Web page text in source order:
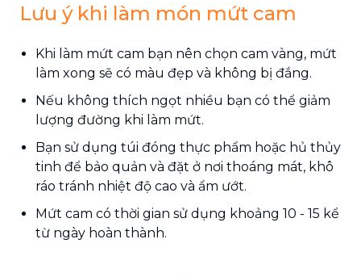
Lưu ý khi làm món mứt cam
Khi làm mứt cam bạn nên chọn cam vàng, mứt
làm xong sẽ có màu đẹp và không bị đắng.
Nếu không thích ngọt nhiều bạn có thể giảm
lượng đường khi làm mứt.
Bạn sử dụng túi đóng thực phẩm hoặc hủ thủy
tinh để bảo quản và đặt ở nơi thoáng mát, khô
ráo tránh nhiệt độ cao và ẩm ướt.
Mứt cam có thời gian sử dụng khoảng 10 - 15 kể
từ ngày hoàn thành.